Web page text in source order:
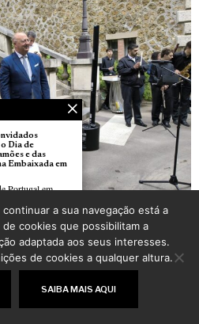
Agricultura homenagearam Camões em Paris
os direitos reservados
Dia de
e das
Embaixada em
Portugal em
d’Île-de-
de rencontre
portugais
salon de l’AMIF
a sua navegação está a
cookies que possibilitam a
adaptada aos seus interesses.
de cookies a qualquer altura.
SAIBA MAIS AQUI